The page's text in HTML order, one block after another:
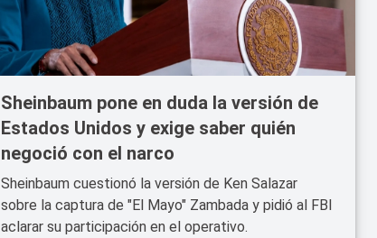
Sheinbaum pone en duda la versión de
Estados Unidos y exige saber quién
negoció con el narco
Sheinbaum cuestionó la versión de Ken Salazar
sobre la captura de "El Mayo" Zambada y pidió al FBI
aclarar su participación en el operativo.